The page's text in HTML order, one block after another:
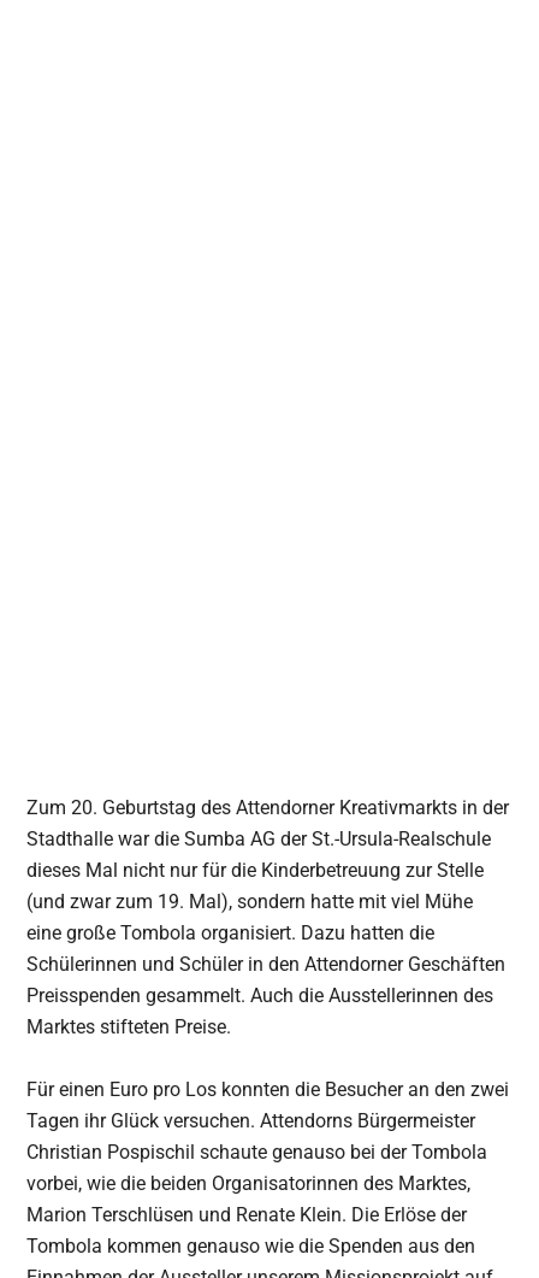
Zum 20. Geburtstag des Attendorner Kreativmarkts in der
Stadthalle war die Sumba AG der St.-Ursula-Realschule
dieses Mal nicht nur für die Kinderbetreuung zur Stelle
(und zwar zum 19. Mal), sondern hatte mit viel Mühe
eine große Tombola organisiert. Dazu hatten die
Schülerinnen und Schüler in den Attendorner Geschäften
Preisspenden gesammelt. Auch die Ausstellerinnen des
Marktes stifteten Preise.
Für einen Euro pro Los konnten die Besucher an den zwei
Tagen ihr Glück versuchen. Attendorns Bürgermeister
Christian Pospischil schaute genauso bei der Tombola
vorbei, wie die beiden Organisatorinnen des Marktes,
Marion Terschlüsen und Renate Klein. Die Erlöse der
Tombola kommen genauso wie die Spenden aus den